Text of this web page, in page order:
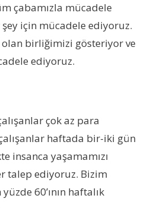
çabamızla mücadele
şey için mücadele ediyoruz.
birliğimizi gösteriyor ve
ediyoruz.
çok az para
haftada bir-iki gün
insanca yaşamamızı
talep ediyoruz. Bizim
60’ının haftalık